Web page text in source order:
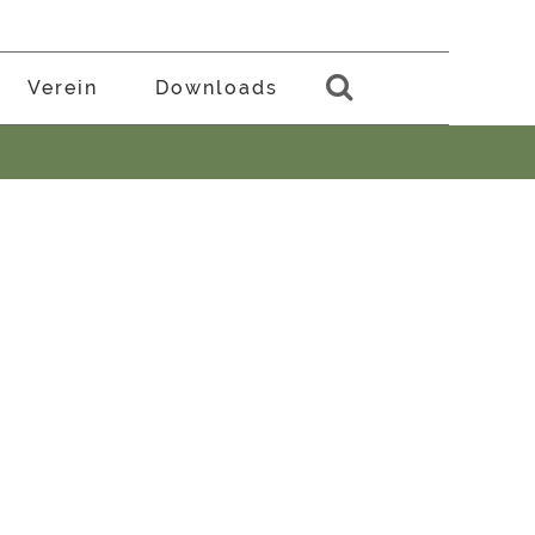
Verein Downloads